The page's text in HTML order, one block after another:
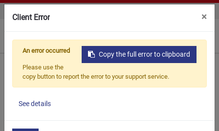
小龍門高速加工機
小龍門高速加工機
Client Error ×
Copy the full error to clipboard
An error occurred
Please use the
copy button to report the error to your support service.
See details